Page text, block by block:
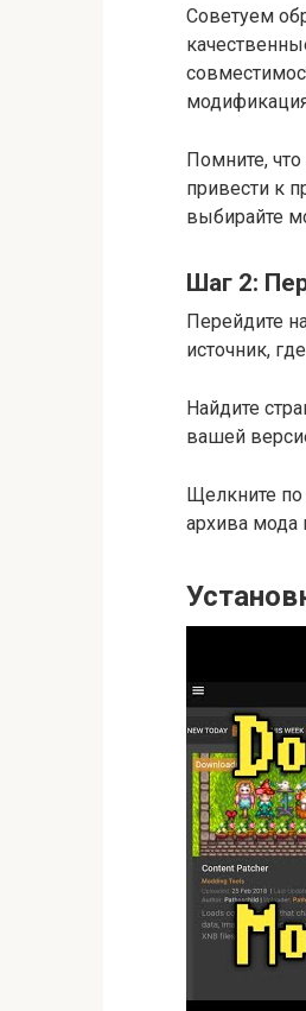
Советуем
Помните,
привести к
выбирайте
Шаг 2:
Перейдите
источник,
Найдите
вашей
Щелкните по
архива